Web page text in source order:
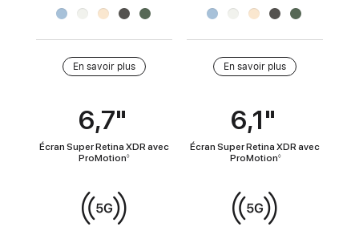
En savoir plus En savoir plus
6,7"
Écran Super Retina XDR avec
ProMotion◊
6,1"
Écran Super Retina XDR avec
ProMotion◊
Connectivité